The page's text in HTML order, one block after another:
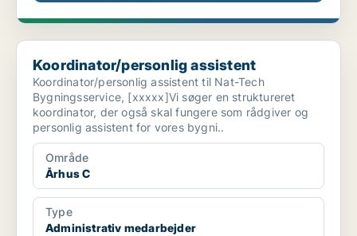
Koordinator/personlig assistent
Koordinator/personlig assistent
Koordinator/personlig assistent til Nat-Tech
Bygningsservice, [xxxxx]Vi søger en struktureret
koordinator, der også skal fungere som rådgiver og
personlig assistent for vores bygni..
Område
Århus C
Type
Administrativ medarbejder